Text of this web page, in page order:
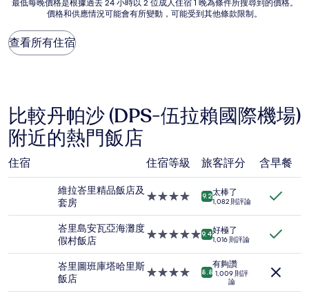
好，
則
評
論)
最
晚
價
過
去
24
時
以
成
宿
為
最低每晚價格是根據過去 24 小時以 2 位成人住宿 1 晚為條件所搜尋到的價格。
價格和供應情況可能會有所變動，可能受到其他條款限制。
查看所有住宿
比較丹帕沙 (DPS-伍拉賴國際機場)
附近的熱門飯店
住宿 住宿等級 旅客評分 含早餐
維拉峇里精品飯店及
套房
4.0
住
9.2太棒了
1,082 則評論
峇里島安瓦亞海灘度
假村飯店
5.0
住
9.4好極了
1,016 則評論
峇里圖班庫塔哈里斯
飯店
4.0
8.8
有夠讚
1,009 則評
論